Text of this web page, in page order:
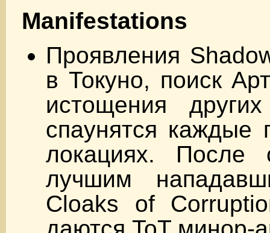
Manifestations
Проявления
в Токуно, поиск
истощения
спаунятся каждые
локациях. После
лучшим
Cloaks of